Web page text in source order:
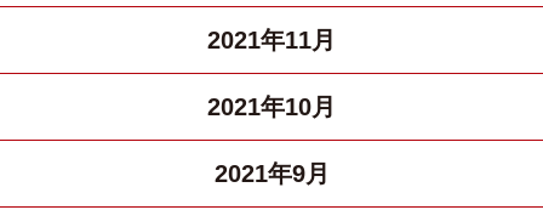
2021年11月
2021年10月
2021年9月